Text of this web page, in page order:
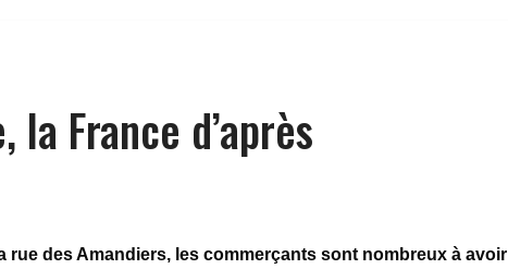
la France d’après
rue des Amandiers, les commerçants sont nombreux à avoir